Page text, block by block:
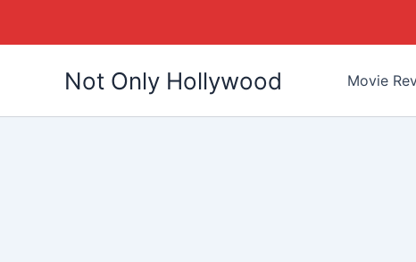
Not Only Hollywood Movie